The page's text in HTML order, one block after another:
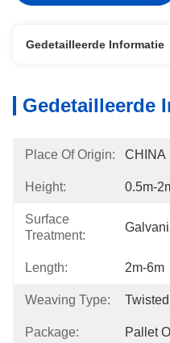
Gedetailleerde Informatie
Gedetailleerde
Place Of Origin: CHINA
Height: 0.5m-
Surface
Treatment:
Length: 2m-6m
Weaving Type:
Package: Pallet